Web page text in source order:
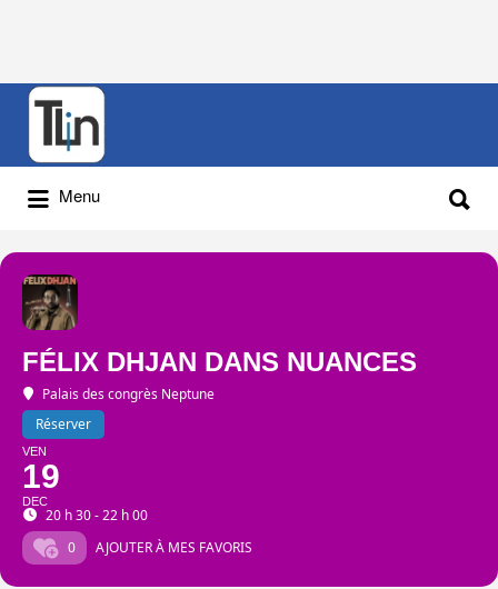
Rechercher
Menu
FÉLIX DHJAN DANS NUANCES
Palais des congrès Neptune
Réserver
VEN
19
DEC
20 h 30 - 22 h 00
0
AJOUTER À MES FAVORIS